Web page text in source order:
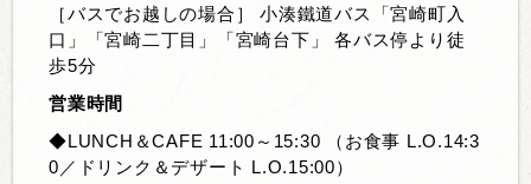
［バスでお越しの場合］ 小湊鐵道バス「宮崎町入
口」「宮崎二丁目」「宮崎台下」 各バス停より徒
歩5分
営業時間
◆LUNCH＆CAFE 11:00～15:30 （お食事 L.O.14:3
0／ドリンク＆デザート L.O.15:00）